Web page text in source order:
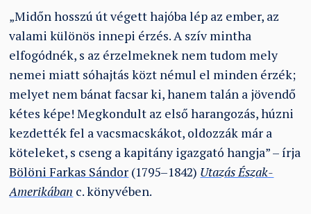
„Midőn hosszú út végett hajóba lép az ember, az
valami különös innepi érzés. A szív mintha
elfogódnék, s az érzelmeknek nem tudom mely
nemei miatt sóhajtás közt némul el minden érzék;
melyet nem bánat facsar ki, hanem talán a jövendő
kétes képe! Megkondult az első harangozás, húzni
kezdették fel a vacsmacskákot, oldozzák már a
köteleket, s cseng a kapitány igazgató hangja” – írja
Bölöni Farkas Sándor (1795–1842) Utazás Észak-
Amerikában c. könyvében.